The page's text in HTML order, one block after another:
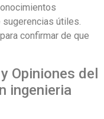
útiles.
confirmar de que
Opiniones del
ingenieria